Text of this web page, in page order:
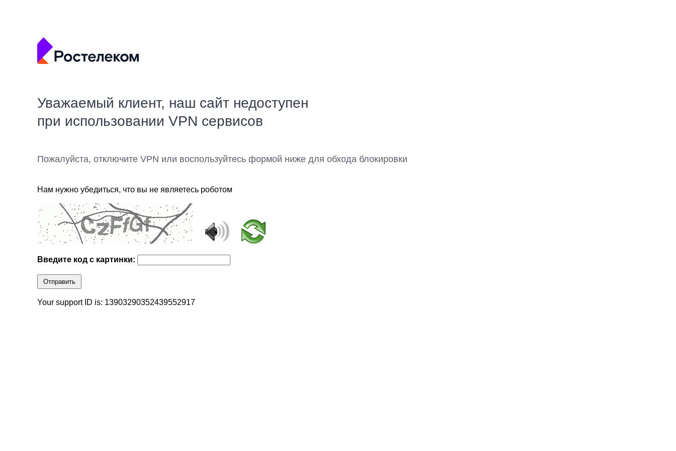
Уважаемый клиент, наш сайт недоступен
при использовании VPN сервисов
Пожалуйста, отключите VPN или воспользуйтесь формой ниже для обхода блокировки
Нам нужно убедиться, что вы не являетесь роботом
Введите код с картинки:
Отправить
Your support ID is: 13903290352439552917